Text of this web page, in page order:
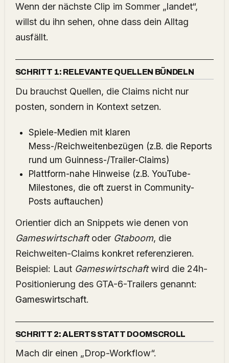
Wenn der nächste Clip im Sommer „landet“,
willst du ihn sehen, ohne dass dein Alltag
ausfällt.
SCHRITT 1: RELEVANTE QUELLEN BÜNDELN
Du brauchst Quellen, die Claims nicht nur
posten, sondern in Kontext setzen.
Spiele-Medien mit klaren
Mess-/Reichweitenbezügen (z.B. die Reports
rund um Guinness-/Trailer-Claims)
Plattform-nahe Hinweise (z.B. YouTube-
Milestones, die oft zuerst in Community-
Posts auftauchen)
Orientier dich an Snippets wie denen von
Gameswirtschaftoder Gtaboom, die
Reichweiten-Claims konkret referenzieren.
Beispiel: Laut Gameswirtschaftwird die 24h-
Positionierung des GTA-6-Trailers genannt:
Gameswirtschaft.
SCHRITT 2: ALERTS STATT DOOMSCROLL
Mach dir einen „Drop-Workflow“.